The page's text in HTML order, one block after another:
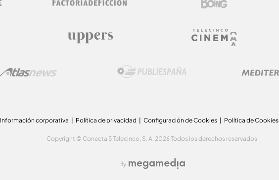
Información corporativa Política de privacidad Configuración de Cookies Política de Cookies
Copyright © Conecta 5 Telecinco, S. A. 2026 Todos los derechos reservados
By